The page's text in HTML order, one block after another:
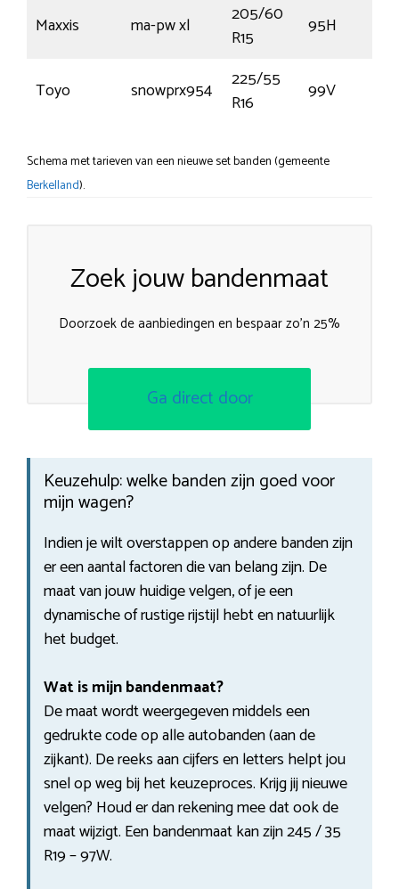
Maxxis ma-pw xl
205/60
R15
95H
Toyo snowprx954
225/55
R16
99V
Schema met tarieven van een nieuwe set banden (gemeente
Berkelland).
Zoek jouw bandenmaat
Doorzoek de aanbiedingen en bespaar zo’n 25%
Ga direct door
Keuzehulp: welke banden zijn goed voor
mijn wagen?
Indien je wilt overstappen op andere banden zijn
er een aantal factoren die van belang zijn. De
maat van jouw huidige velgen, of je een
dynamische of rustige rijstijl hebt en natuurlijk
het budget.
Wat is mijn bandenmaat?
De maat wordt weergegeven middels een
gedrukte code op alle autobanden (aan de
zijkant). De reeks aan cijfers en letters helpt jou
snel op weg bij het keuzeproces. Krijg jij nieuwe
velgen? Houd er dan rekening mee dat ook de
maat wijzigt. Een bandenmaat kan zijn 245 / 35
R19 – 97W.